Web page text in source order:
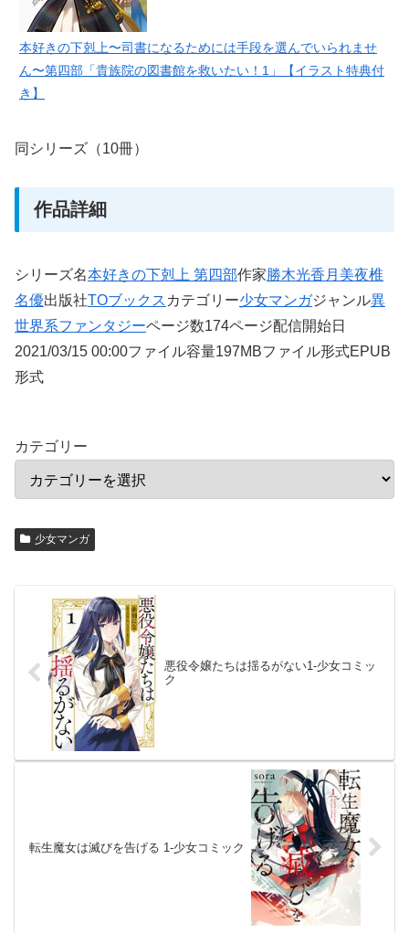
本好きの下剋上〜司書になるためには手段を選んでいられませ
ん〜第四部「貴族院の図書館を救いたい！1」【イラスト特典付
き】
同シリーズ（10冊）
作品詳細
シリーズ名本好きの下剋上 第四部作家勝木光香月美夜椎
名優出版社TOブックス カテゴリー少女マンガジャンル異
世界系ファンタジーページ数174ページ配信開始日
2021/03/15 00:00ファイル容量197MBファイル形式EPUB
形式
カテゴリー
少女マンガ
悪役令嬢たちは揺るがない1-少女コミッ
ク
転生魔女は滅びを告げる 1-少女コミック